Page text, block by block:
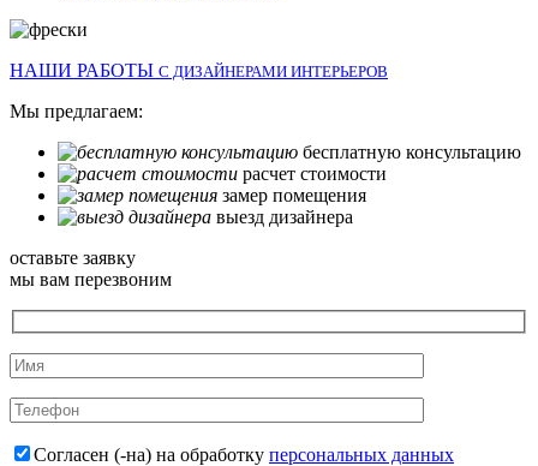
НАШИ РАБОТЫ С ДИЗАЙНЕРАМИ ИНТЕРЬЕРОВ
Мы предлагаем:
бесплатную консультацию
расчет стоимости
замер помещения
выезд дизайнера
оставьте заявку
мы вам перезвоним
Согласен (-на) на обработку персональных данных